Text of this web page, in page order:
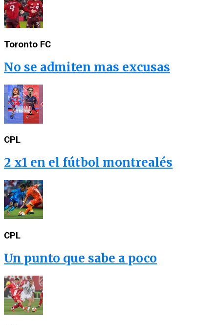
Toronto FC
No se admiten mas excusas
CPL
2 x1 en el fútbol montrealés
CPL
Un punto que sabe a poco